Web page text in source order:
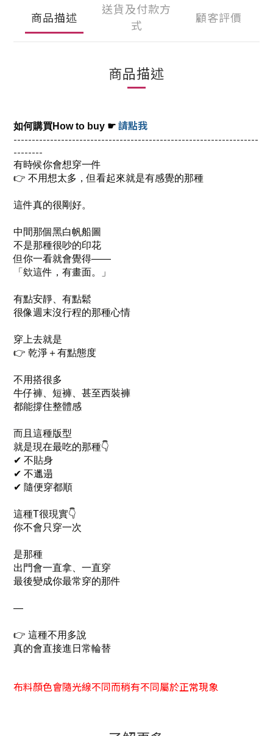
商品描述
送貨及付款方
式
顧客評價
商品描述
如何購買How to buy ☛ 請點我
-------------------------------------------------------------------
--------
有時候你會想穿一件
👉 不用想太多，但看起來就是有感覺的那種
這件真的很剛好。
中間那個黑白帆船圖
不是那種很吵的印花
但你一看就會覺得——
「欸這件，有畫面。」
有點安靜、有點鬆
很像週末沒行程的那種心情
穿上去就是
👉 乾淨＋有點態度
不用搭很多
牛仔褲、短褲、甚至西裝褲
都能撐住整體感
而且這種版型
就是現在最吃的那種👇
✔ 不貼身
✔ 不邋遢
✔ 隨便穿都順
這種T很現實👇
你不會只穿一次
是那種
出門會一直拿、一直穿
最後變成你最常穿的那件
—
👉 這種不用多說
真的會直接進日常輪替
布料顏色會隨光線不同而稍有不同屬於正常現象